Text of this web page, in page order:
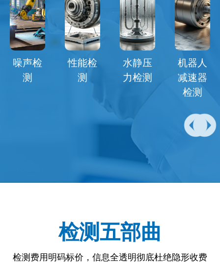
能检
水静压
力检测
机器人
减速器
机器人
电机检
测
检测五部曲
检测费用明码标价，信息全透明彻底杜绝隐形收费